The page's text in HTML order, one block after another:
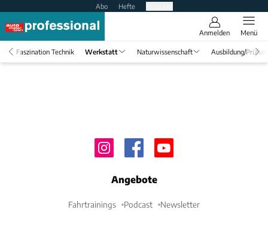
Abo Hefte
Anmelden Menü
Faszination Technik Werkstatt Naturwissenschaft Ausbildung/
Angebote
Fahrtrainings Podcast Newsletter